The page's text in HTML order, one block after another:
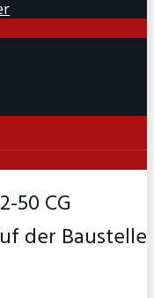
50 CG
der Baustelle